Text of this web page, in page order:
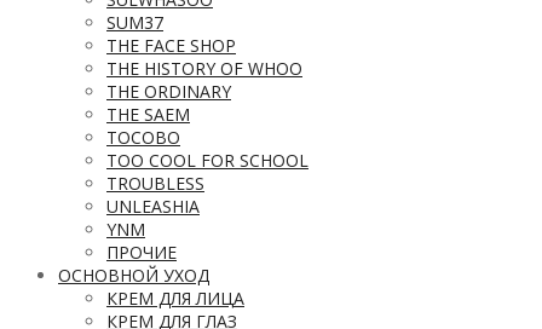
SUM37
THE FACE SHOP
THE HISTORY OF WHOO
THE ORDINARY
THE SAEM
TOCOBO
TOO COOL FOR SCHOOL
TROUBLESS
UNLEASHIA
YNM
ПРОЧИЕ
ОСНОВНОЙ УХОД
КРЕМ ДЛЯ ЛИЦА
КРЕМ ДЛЯ ГЛАЗ